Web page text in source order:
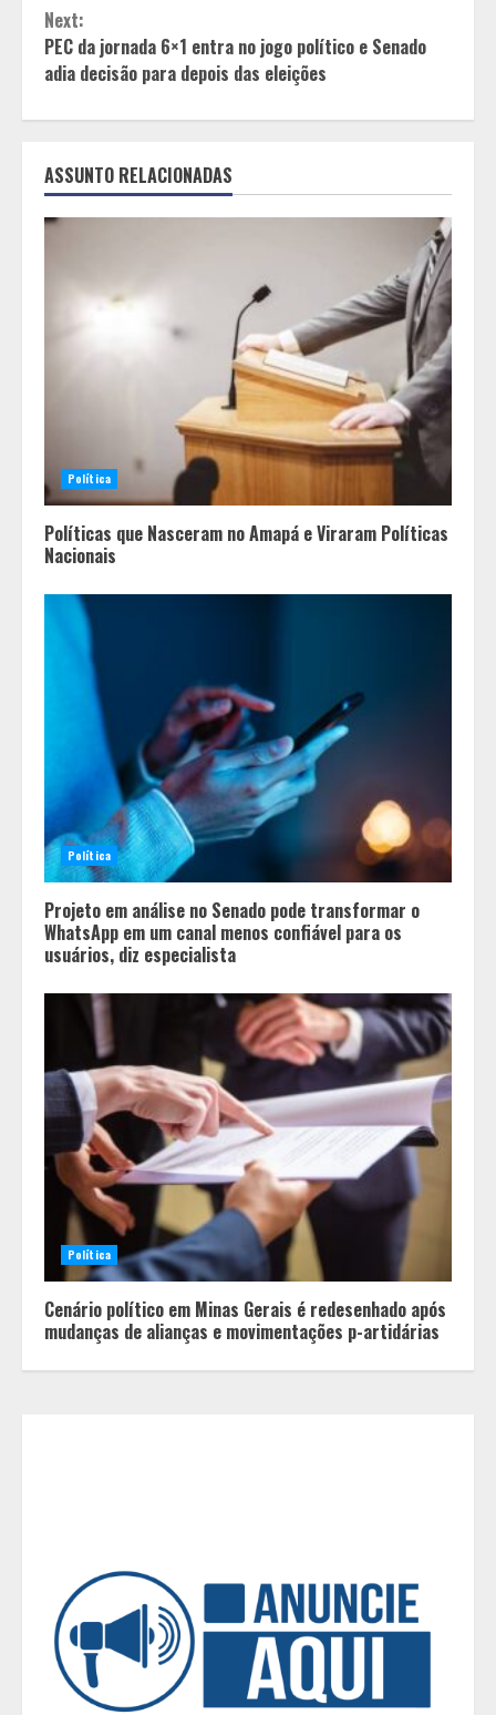
Next:
PEC da jornada 6×1 entra no jogo político e Senado
adia decisão para depois das eleições
ASSUNTO RELACIONADAS
Política
Políticas que Nasceram no Amapá e Viraram Políticas
Nacionais
Política
Projeto em análise no Senado pode transformar o
WhatsApp em um canal menos confiável para os
usuários, diz especialista
Política
Cenário político em Minas Gerais é redesenhado após
mudanças de alianças e movimentações p-artidárias
2
Tecnologia muda papel do
professor, que passa de
transmissor de conteúdo a
designer de experiências de
aprendizagem
Equipe conquista 22 medalhas e
nacionais em segunda etapa do
JEMG, em Pará de Minas
5
transforma manejo agrícola e
comprova ganhos de produtividade